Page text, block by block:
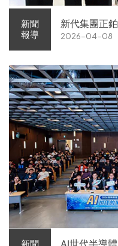
新聞
報導
新代集團正
慧智造解方電
2026-04-08
新聞